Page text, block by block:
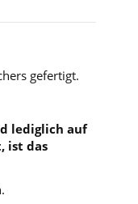
gefertigt.
lediglich auf
ist das